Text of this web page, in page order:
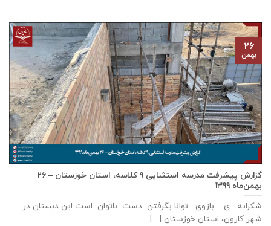
گزارش پيشرفت مدرسه استثنايی ٩ كلاسه، استان خوزستان – ۲۶
بهمن‌ماه ۱۳۹۹
شکرانه ی بازوی توانا بگرفتن دست ناتوان است این دبستان در
شهر كارون، استان خوزستان [...]
۲۶
بهمن